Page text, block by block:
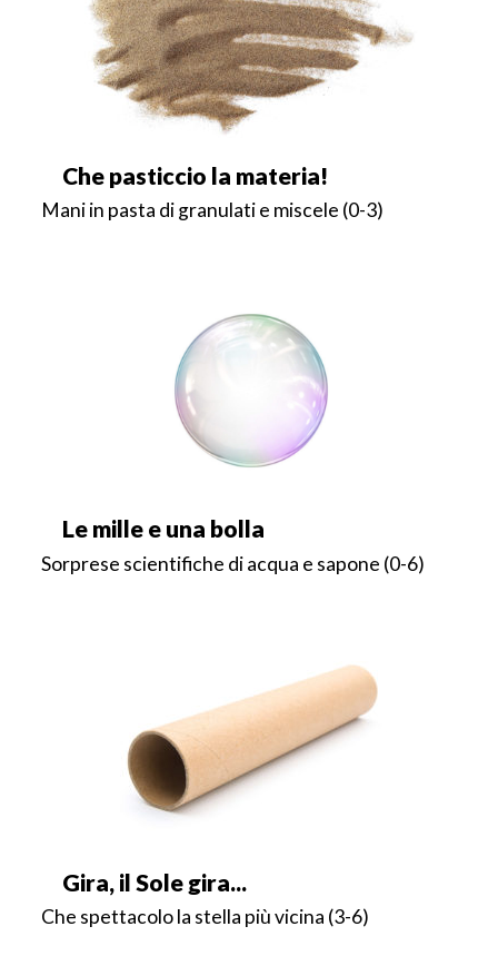
Che pasticcio la materia!
Mani in pasta di granulati e miscele (0-3)
Le mille e una bolla
Sorprese scientifiche di acqua e sapone (0-6)
Gira, il Sole gira...
Che spettacolo la stella più vicina (3-6)